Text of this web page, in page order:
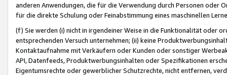
anderen Anwendungen, die für die Verwendung durch Personen
für die direkte Schulung oder Feinabstimmung eines maschinellen
(f) Sie werden (i) nicht in irgendeiner Weise in die Funktionalität oder
entsprechenden Versuch unternehmen; (ii) keine
Kontaktaufnahme mit Verkäufern oder Kunden oder sonstiger
API, Datenfeeds, Produktwerbungsinhalten oder Spezifikationen
Eigentumsrechte oder gewerblicher Schutzrechte, nicht entfernen,